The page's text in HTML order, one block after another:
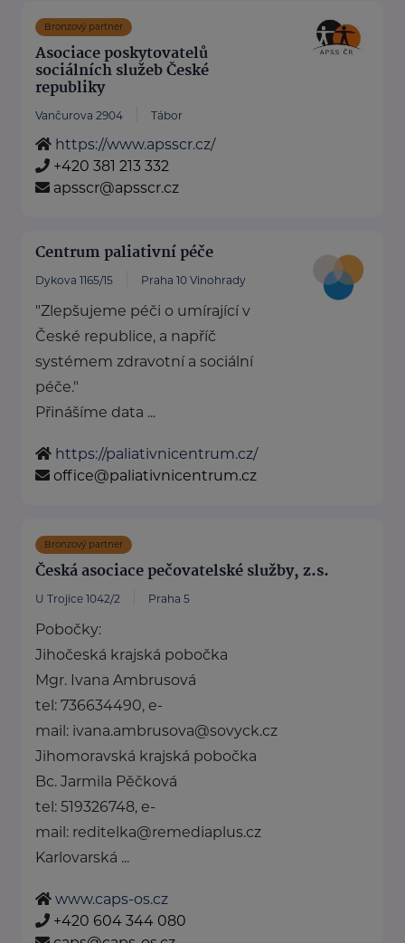
Bronzový partner
Asociace poskytovatelů
sociálních služeb České
republiky
Vančurova 2904 Tábor
https://www.apsscr.cz/
+420 381 213 332
apsscr@apsscr.cz
Centrum paliativní péče
Dykova 1165/15 Praha 10 Vinohrady
"Zlepšujeme péči o umírající v
České republice, a napříč
systémem zdravotní a sociální
péče."
Přinášíme data ...
https://paliativnicentrum.cz/
office@paliativnicentrum.cz
Bronzový partner
Česká asociace pečovatelské služby, z.s.
U Trojice 1042/2 Praha 5
Pobočky:
Jihočeská krajská pobočka
Mgr. Ivana Ambrusová
tel: 736634490, e-
mail: ivana.ambrusova@sovyck.cz
Jihomoravská krajská pobočka
Bc. Jarmila Pěčková
tel: 519326748, e-
mail: reditelka@remediaplus.cz
Karlovarská ...
www.caps-os.cz
+420 604 344 080